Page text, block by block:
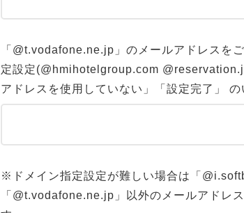
「@t.vodafone.ne.jp」のメールアドレスを
定設定(@hmihotelgroup.com
アドレスを使用していない」「設定完了」
※ドメイン指定設定が難しい場合は「
「@t.vodafone.ne.jp」以外のメールアドレ